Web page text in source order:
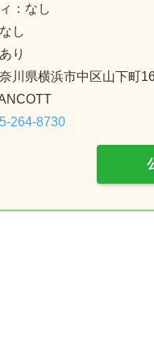
：なし
し
り
川県横浜市中区山下町
264-8730